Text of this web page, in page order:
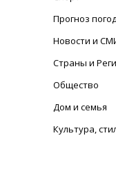
Прогноз
Новости и
Страны и
Общество
Дом и семья
Культура,